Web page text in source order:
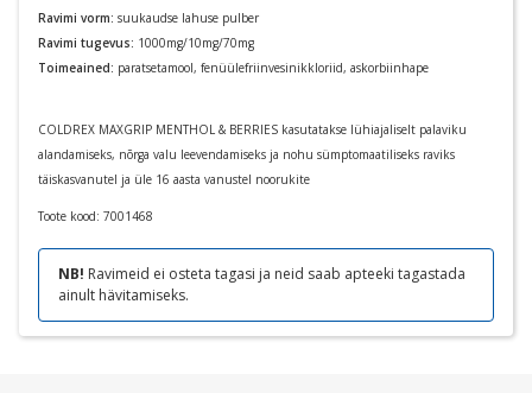
Ravimi vorm: suukaudse lahuse pulber
Ravimi tugevus: 1000mg/10mg/70mg
Toimeained: paratsetamool, fenüülefriinvesinikkloriid, askorbiinhape
COLDREX MAXGRIP MENTHOL & BERRIES kasutatakse lühiajaliselt palaviku
alandamiseks, nõrga valu leevendamiseks ja nohu sümptomaatiliseks raviks
täiskasvanutel ja üle 16 aasta vanustel noorukite
Toote kood: 7001468
NB! Ravimeid ei osteta tagasi ja neid saab apteeki tagastada
ainult hävitamiseks.